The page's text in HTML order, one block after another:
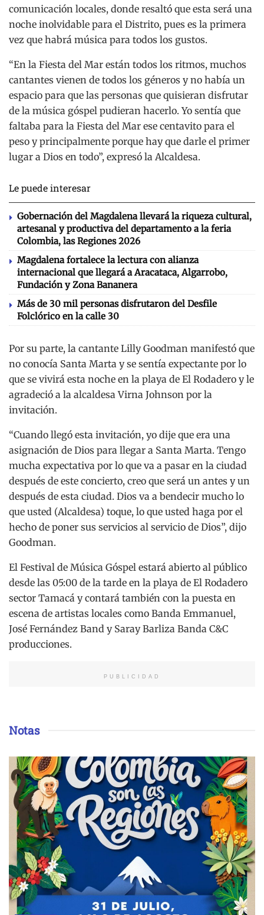
comunicación locales, donde resaltó que esta será una
noche inolvidable para el Distrito, pues es la primera
vez que habrá música para todos los gustos.
“En la Fiesta del Mar están todos los ritmos, muchos
cantantes vienen de todos los géneros y no había un
espacio para que las personas que quisieran disfrutar
de la música góspel pudieran hacerlo. Yo sentía que
faltaba para la Fiesta del Mar ese centavito para el
peso y principalmente porque hay que darle el primer
lugar a Dios en todo”, expresó la Alcaldesa.
Le puede interesar
Gobernación del Magdalena llevará la riqueza cultural,
artesanal y productiva del departamento a la feria
Colombia, las Regiones 2026
Magdalena fortalece la lectura con alianza
internacional que llegará a Aracataca, Algarrobo,
Fundación y Zona Bananera
Más de 30 mil personas disfrutaron del Desfile
Folclórico en la calle 30
Por su parte, la cantante Lilly Goodman manifestó que
no conocía Santa Marta y se sentía expectante por lo
que se vivirá esta noche en la playa de El Rodadero y le
agradeció a la alcaldesa Virna Johnson por la
invitación.
“Cuando llegó esta invitación, yo dije que era una
asignación de Dios para llegar a Santa Marta. Tengo
mucha expectativa por lo que va a pasar en la ciudad
después de este concierto, creo que será un antes y un
después de esta ciudad. Dios va a bendecir mucho lo
que usted (Alcaldesa) toque, lo que usted haga por el
hecho de poner sus servicios al servicio de Dios”, dijo
Goodman.
El Festival de Música Góspel estará abierto al público
desde las 05:00 de la tarde en la playa de El Rodadero
sector Tamacá y contará también con la puesta en
escena de artistas locales como Banda Emmanuel,
José Fernández Band y Saray Barliza Banda C&C
producciones.
PUBLICIDAD
Notas